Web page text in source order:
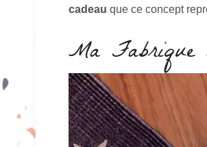
cadeau que ce concept
Ma Fabrique